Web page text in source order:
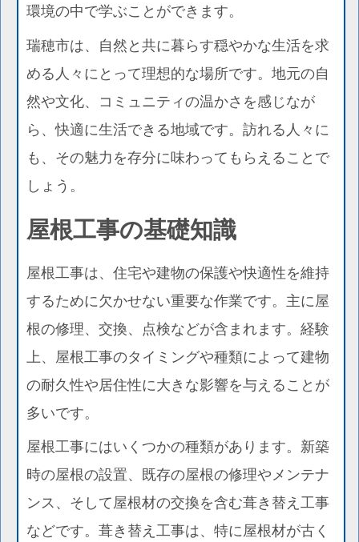
環境の中で学ぶことができます。
瑞穂市は、自然と共に暮らす穏やかな生活を求
める人々にとって理想的な場所です。地元の自
然や文化、コミュニティの温かさを感じなが
ら、快適に生活できる地域です。訪れる人々に
も、その魅力を存分に味わってもらえることで
しょう。
屋根工事の基礎知識
屋根工事は、住宅や建物の保護や快適性を維持
するために欠かせない重要な作業です。主に屋
根の修理、交換、点検などが含まれます。経験
上、屋根工事のタイミングや種類によって建物
の耐久性や居住性に大きな影響を与えることが
多いです。
屋根工事にはいくつかの種類があります。新築
時の屋根の設置、既存の屋根の修理やメンテナ
ンス、そして屋根材の交換を含む葺き替え工事
などです。葺き替え工事は、特に屋根材が古く